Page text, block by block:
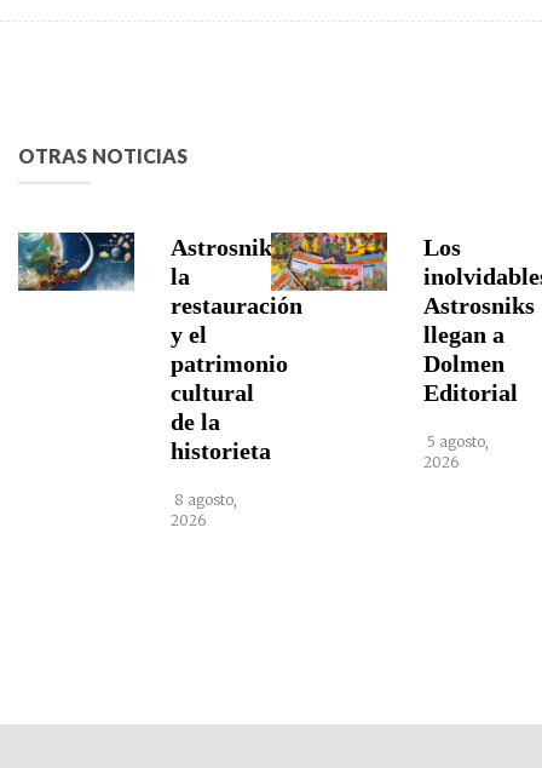
OTRAS NOTICIAS
Astrosniks,
la
restauración
y el
patrimonio
cultural
de la
historieta
8 agosto,
2026
Los
Astrosniks
llegan a
Dolmen
Editorial
5 agosto,
2026